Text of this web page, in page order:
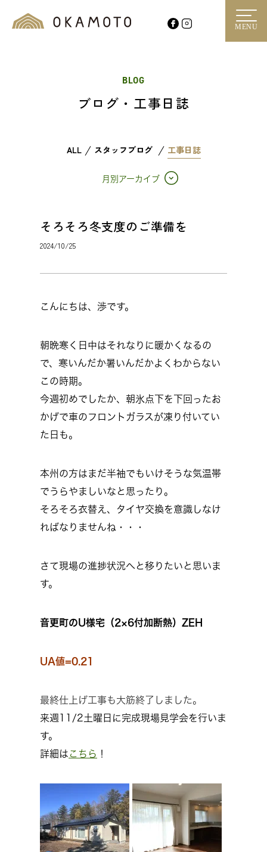
MENU
BLOG
ブログ・工事日誌
ALL スタッフブログ 工事日誌
月別アーカイブ
そろそろ冬支度のご準備を
2024/10/25
こんにちは、渉です。
朝晩寒く日中はそれなりに暖かくなるの
で、寒いんだか暑いんだかよくわからない
この時期。
今週初めでしたか、朝氷点下を下回ったお
かげで車のフロントガラスが凍り付いてい
た日も。
本州の方はまだ半袖でもいけそうな気温帯
でうらやましいなと思ったり。
そろそろ衣替え、タイヤ交換を意識しなけ
ればなりませんね・・・
さて現場の進捗状況へと移りたいと思いま
す。
音更町のU様宅（2×6付加断熱）ZEH
UA値=0.21
最終仕上げ工事も大筋終了しました。
来週11/2土曜日に完成現場見学会を行いま
す。
詳細は こちら ！